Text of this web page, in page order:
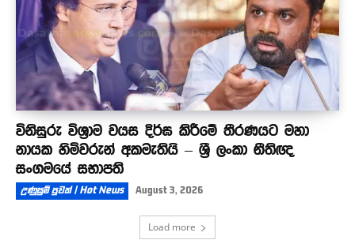
විනිසුරු විශ්‍රාම වයස දිර්ඝ කිරීමේ තීරණයට මහා
නායක හිමිවරුන් අකමැතියි – ශ්‍රී ලංකා නීතිඥ
සංගමයේ සභාපති
උණුසුම් පුවත් | Hot News August 3, 2026
Load more